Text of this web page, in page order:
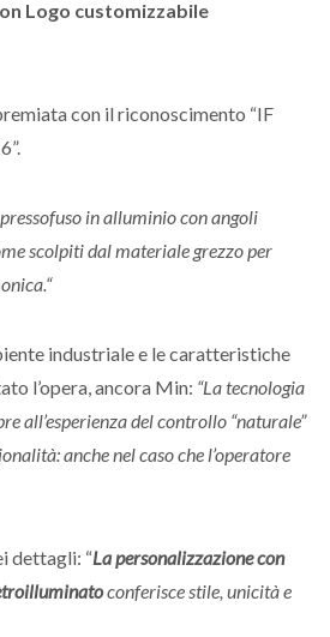
Logo customizzabile
con il riconoscimento “IF
in alluminio con angoli
scolpiti dal materiale grezzo per
industriale e le caratteristiche
l’opera, ancora Min: “La tecnologia
all’esperienza del controllo “naturale”
anche nel caso che l’operatore
dettagli: “Lapersonalizzazione con
conferisce stile, unicità e